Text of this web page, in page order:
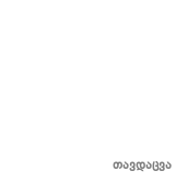
თავდაცვა